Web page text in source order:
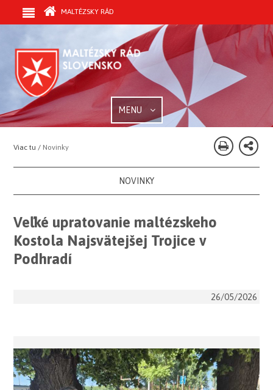
MALTÉZSKY RÁD
MENU
Viac tu / Novinky
NOVINKY
Veľké upratovanie maltézskeho
Kostola Najsvätejšej Trojice v
Podhradí
26/05/2026